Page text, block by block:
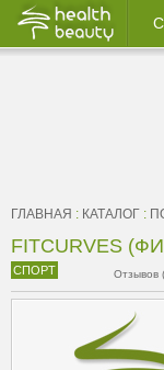
ГЛАВНАЯ : КАТАЛОГ :
FITCURVES
СПОРТ Отзывов